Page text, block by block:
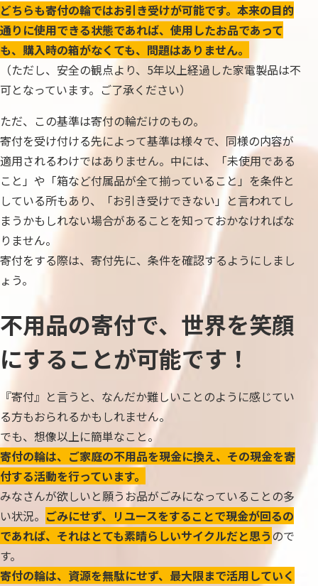
どちらも寄付の輪ではお引き受けが可能です。本来の目的
通りに使用できる状態であれば、使用したお品であって
も、購入時の箱がなくても、問題はありません。
（ただし、安全の観点より、5年以上経過した家電製品は不
可となっています。ご了承ください）
ただ、この基準は寄付の輪だけのもの。
寄付を受け付ける先によって基準は様々で、同様の内容が
適用されるわけではありません。中には、「未使用である
こと」や「箱など付属品が全て揃っていること」を条件と
している所もあり、「お引き受けできない」と言われてし
まうかもしれない場合があることを知っておかなければな
りません。
寄付をする際は、寄付先に、条件を確認するようにしまし
ょう。
不用品の寄付で、世界を笑顔
にすることが可能です！
『寄付』と言うと、なんだか難しいことのように感じてい
る方もおられるかもしれません。
でも、想像以上に簡単なこと。
寄付の輪は、ご家庭の不用品を現金に換え、その現金を寄
付する活動を行っています。
みなさんが欲しいと願うお品がごみになっていることの多
い状況。 ごみにせず、リユースをすることで現金が回るの
であれば、それはとても素晴らしいサイクルだと思うので
す。
寄付の輪は、資源を無駄にせず、最大限まで活用していく